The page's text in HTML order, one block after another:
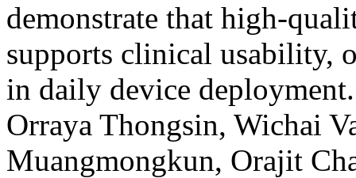
demonstrate that high-
supports clinical usability,
in daily device
Orraya Thongsin, Wichai
Muangmongkun, Orajit